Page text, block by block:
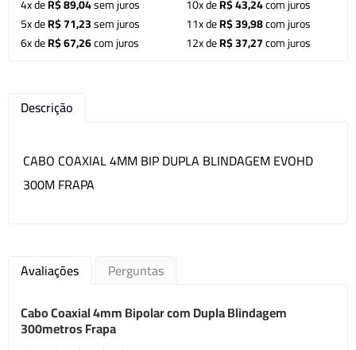
4x deR$ 89,04sem juros
5x deR$ 71,23sem juros
6x deR$ 67,26com juros
10x deR$ 43,24com juros
11x deR$ 39,98com juros
12x deR$ 37,27com juros
Descrição
CABO COAXIAL 4MM BIP DUPLA BLINDAGEM EVOHD
300M FRAPA
Avaliações
Perguntas
Cabo Coaxial 4mm Bipolar com Dupla Blindagem
300metros Frapa